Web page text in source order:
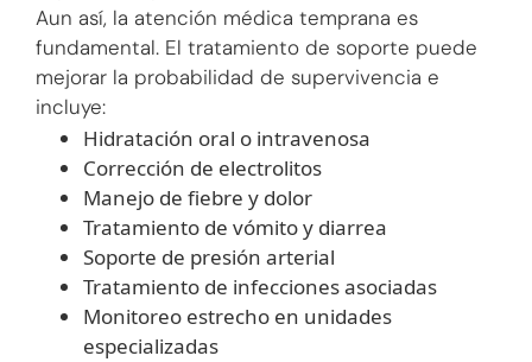
Aun así, la atención médica temprana es
fundamental. El tratamiento de soporte puede
mejorar la probabilidad de supervivencia e
incluye:
Hidratación oral o intravenosa
Corrección de electrolitos
Manejo de fiebre y dolor
Tratamiento de vómito y diarrea
Soporte de presión arterial
Tratamiento de infecciones asociadas
Monitoreo estrecho en unidades
especializadas